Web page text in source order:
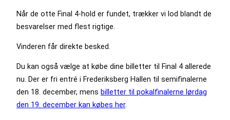
Når de otte Final 4-hold er fundet, trækker vi lod blandt de
besvarelser med flest rigtige.
Vinderen får direkte besked.
Du kan også vælge at købe dine billetter til Final 4 allerede
nu. Der er fri entré i Frederiksberg Hallen til semifinalerne
den 18. december, mens billetter til pokalfinalerne lørdag
den 19. december kan købes her.